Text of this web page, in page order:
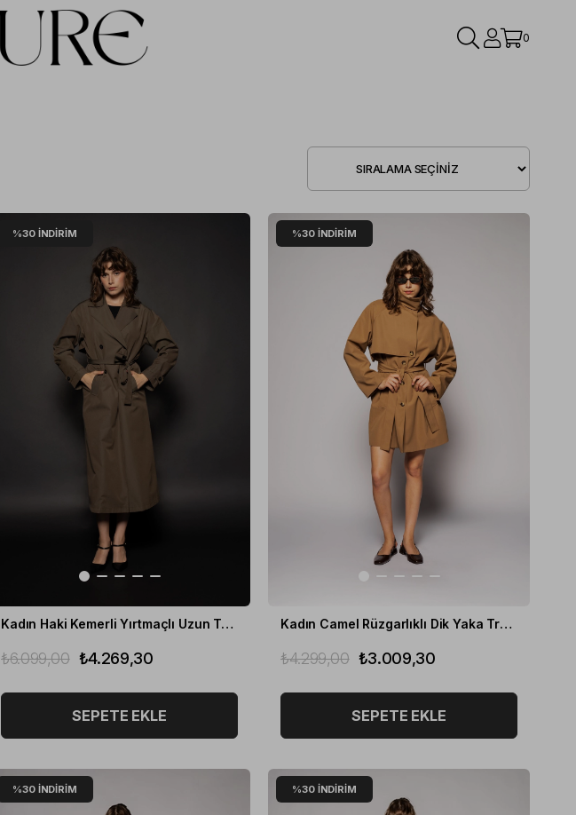
0
Kadın Haki Kemerli Yırtmaçlı Uzun Trençkot
₺4.269,30
₺6.099,00
SEPETE EKLE
%30 İNDIRIM
Kadın Camel Rüzgarlıklı Dik Yaka Trençkot
₺3.009,30
₺4.299,00
SEPETE EKLE
%30 İNDIRIM
%30 İNDIRIM %30 İNDIRIM